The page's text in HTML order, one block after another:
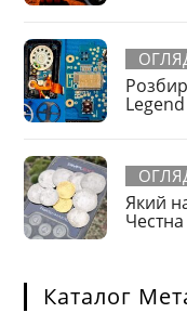
Який
Честна
Каталог